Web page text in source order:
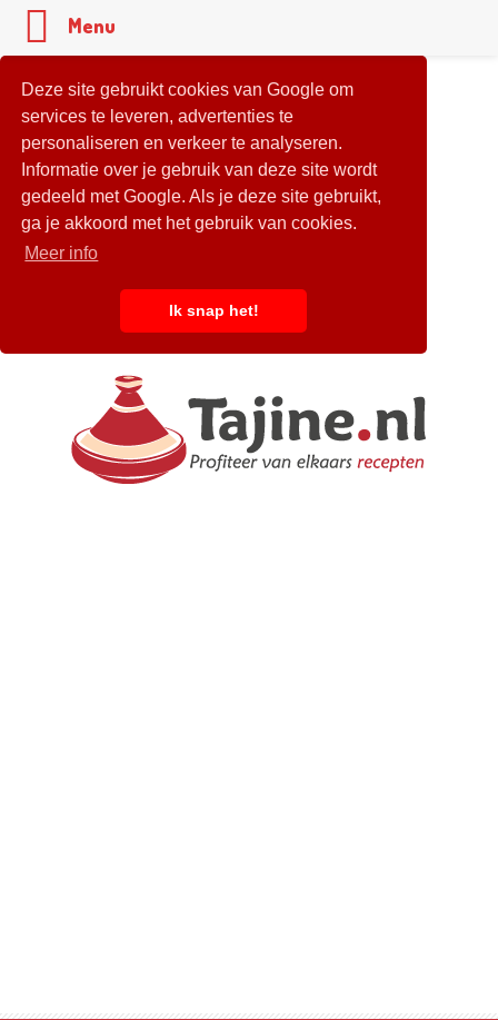
Deze site gebruikt cookies van Google om
services te leveren, advertenties te
personaliseren en verkeer te analyseren.
Informatie over je gebruik van deze site wordt
gedeeld met Google. Als je deze site gebruikt,
ga je akkoord met het gebruik van cookies.
Meer info
Ik snap het!
Menu